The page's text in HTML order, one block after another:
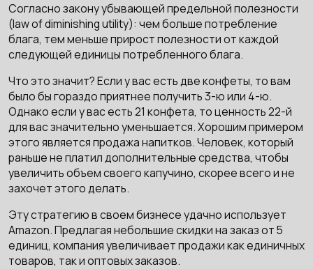
Согласно закону убывающей предельной полезности
(law of diminishing utility): чем больше потребление
блага, тем меньше прирост полезности от каждой
следующей единицы потребленного блага.
Что это значит? Если у вас есть две конфеты, то вам
было бы гораздо приятнее получить 3-ю или 4-ю.
Однако если у вас есть 21 конфета, то ценность 22-й
для вас значительно уменьшается. Хорошим примером
этого является продажа напитков. Человек, который
раньше не платил дополнительные средства, чтобы
увеличить объем своего капучино, скорее всего и не
захочет этого делать.
Эту стратегию в своем бизнесе удачно использует
Amazon. Предлагая небольшие скидки на заказ от 5
единиц, компания увеличивает продажи как единичных
товаров, так и оптовых заказов.